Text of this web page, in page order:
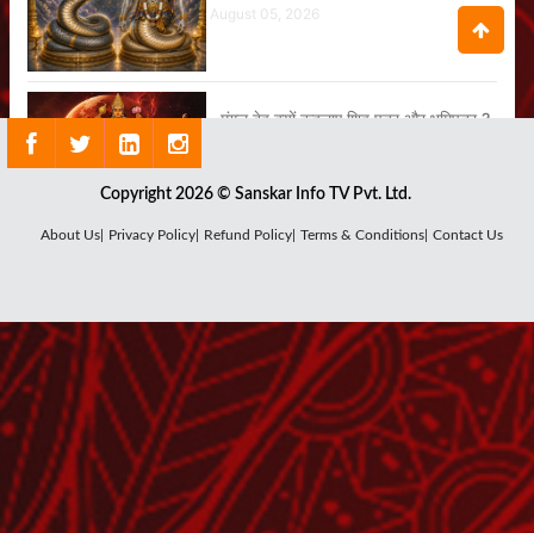
August 05, 2026
मंगल देव क्यों कहलाए शिव पुत्र और भूमिपुत्र ?
क्यों जरूरी है सूर्य देव की कृपा ?
क्या है राहु ग्रह का सबसे बड़ा रहस्य ?
July 29, 2026
Copyright 2026 © Sanskar Info TV Pvt. Ltd.
About Us| Privacy Policy| Refund Policy| Terms & Conditions| Contact Us